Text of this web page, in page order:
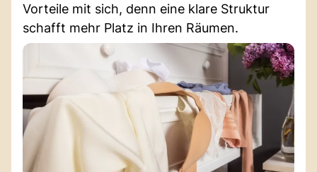
Vorteile mit sich, denn eine klare Struktur
schafft mehr Platz in Ihren Räumen.